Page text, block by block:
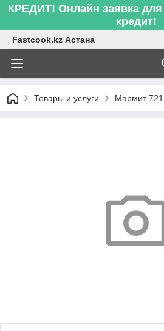
КРЕДИТ! Онлайн заявка для
кредит!
Fastcook.kz Астана
Товары и услуги Мармит